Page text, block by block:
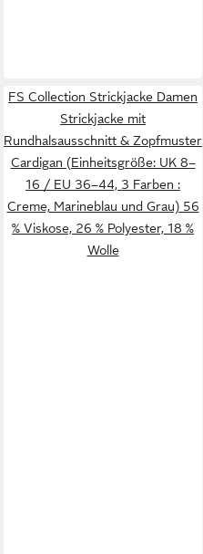
FS Collection Strickjacke Damen
Strickjacke mit
Rundhalsausschnitt & Zopfmuster
Cardigan (Einheitsgröße: UK 8–
16 / EU 36–44, 3 Farben :
Creme, Marineblau und Grau) 56
% Viskose, 26 % Polyester, 18 %
Wolle